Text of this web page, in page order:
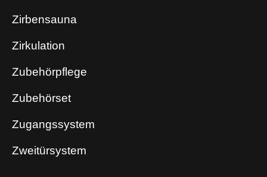
Zirbensauna
Zirkulation
Zubehörpflege
Zubehörset
Zugangssystem
Zweitürsystem